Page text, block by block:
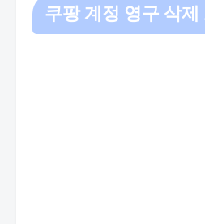
쿠팡 계정 영구 삭